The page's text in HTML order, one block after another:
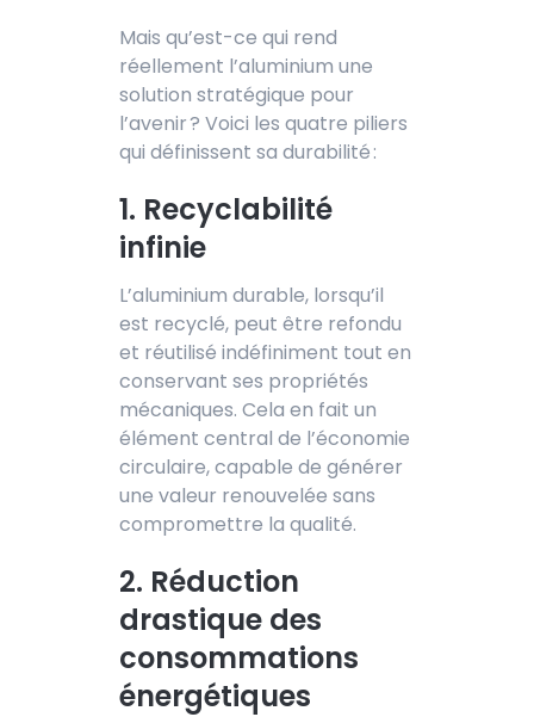
Mais qu’est-ce qui rend
réellement l’aluminium une
solution stratégique pour
l’avenir ? Voici les quatre piliers
qui définissent sa durabilité :
1. Recyclabilité
infinie
L’aluminium durable, lorsqu’il
est recyclé, peut être refondu
et réutilisé indéfiniment tout en
conservant ses propriétés
mécaniques. Cela en fait un
élément central de l’économie
circulaire, capable de générer
une valeur renouvelée sans
compromettre la qualité.
2. Réduction
drastique des
consommations
énergétiques